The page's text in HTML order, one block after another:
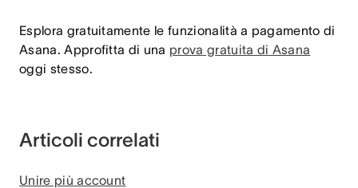
Esplora gratuitamente le funzionalità a pagamento di
Asana. Approfitta di una prova gratuita di Asana
oggi stesso.
Articoli correlati
Unire più account